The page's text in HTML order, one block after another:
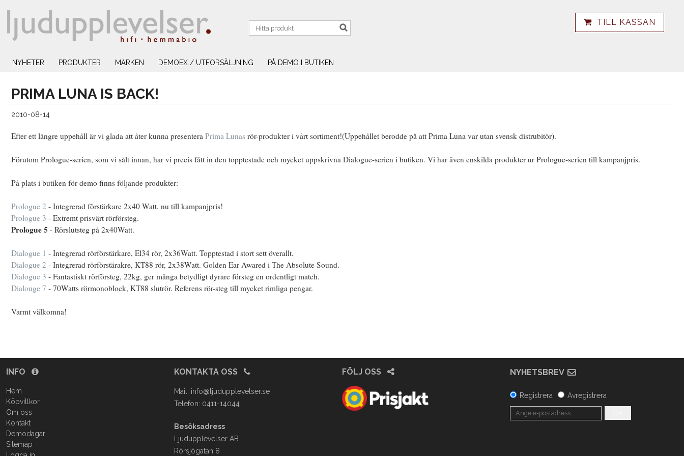
TILL KASSAN
NYHETER PRODUKTER MÄRKEN DEMOEX / UTFÖRSÄLJNING PÅ DEMO I BUTIKEN
PRIMA LUNA IS BACK!
2010-08-14
Efter ett längre uppehåll är vi glada att åter kunna presentera Prima Lunas rör-produkter i vårt sortiment!(Uppehållet berodde på att Prima Luna var utan svensk distrubitör).
Förutom Prologue-serien, som vi sålt innan, har vi precis fått in den topptestade och mycket uppskrivna Dialogue-serien i butiken. Vi har även enskilda produkter ur Prologue-serien till kampanjpris.
På plats i butiken för demo finns följande produkter:
Prologue 2 - Integrerad förstärkare 2x40 Watt, nu till kampanjpris!
Prologue 3 - Extremt prisvärt rörförsteg.
Prologue 5 - Rörslutsteg på 2x40Watt.
Dialogue 1 - Integrerad rörförstärkare, El34 rör, 2x36Watt. Topptestad i stort sett överallt.
Dialogue 2 - Integrerad rörförstärakre, KT88 rör, 2x38Watt. Golden Ear Awared i The Absolute Sound.
Dialogue 3 - Fantastiskt rörförsteg, 22kg, ger många betydligt dyrare försteg en ordentligt match.
Dialouge 7 - 70Watts rörmonoblock, KT88 slutrör. Referens rör-steg till mycket rimliga pengar.
Varmt välkomna!
INFO
Hem
Köpvillkor
Om oss
Kontakt
Demodagar
Sitemap
KONTAKTA OSS
Mail: info@ljudupplevelser.se
Telefon: 0411-14044
Besöksadress
Ljudupplevelser AB
Rörsjögatan 8
FÖLJ OSS NYHETSBREV
Registrera Avregistrera